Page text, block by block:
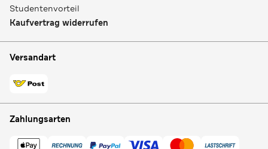
Studentenvorteil
Kaufvertrag widerrufen
Versandart
Zahlungsarten